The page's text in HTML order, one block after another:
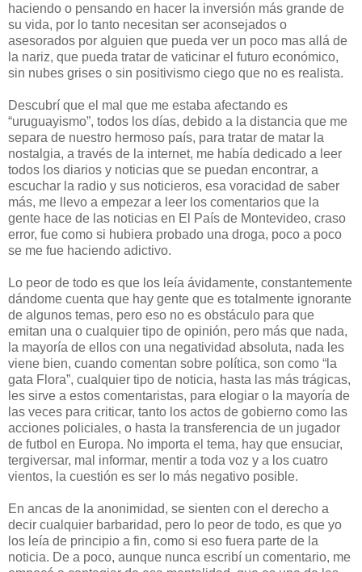
haciendo o pensando en hacer la inversión más grande de
su vida, por lo tanto necesitan ser aconsejados o
asesorados por alguien que pueda ver un poco mas allá de
la nariz, que pueda tratar de vaticinar el futuro económico,
sin nubes grises o sin positivismo ciego que no es realista.
Descubrí que el mal que me estaba afectando es
“uruguayismo”, todos los días, debido a la distancia que me
separa de nuestro hermoso país, para tratar de matar la
nostalgia, a través de la internet, me había dedicado a leer
todos los diarios y noticias que se puedan encontrar, a
escuchar la radio y sus noticieros, esa voracidad de saber
más, me llevo a empezar a leer los comentarios que la
gente hace de las noticias en El País de Montevideo, craso
error, fue como si hubiera probado una droga, poco a poco
se me fue haciendo adictivo.
Lo peor de todo es que los leía ávidamente, constantemente
dándome cuenta que hay gente que es totalmente ignorante
de algunos temas, pero eso no es obstáculo para que
emitan una o cualquier tipo de opinión, pero más que nada,
la mayoría de ellos con una negatividad absoluta, nada les
viene bien, cuando comentan sobre política, son como “la
gata Flora”, cualquier tipo de noticia, hasta las más trágicas,
les sirve a estos comentaristas, para elogiar o la mayoría de
las veces para criticar, tanto los actos de gobierno como las
acciones policiales, o hasta la transferencia de un jugador
de futbol en Europa. No importa el tema, hay que ensuciar,
tergiversar, mal informar, mentir a toda voz y a los cuatro
vientos, la cuestión es ser lo más negativo posible.
En ancas de la anonimidad, se sienten con el derecho a
decir cualquier barbaridad, pero lo peor de todo, es que yo
los leía de principio a fin, como si eso fuera parte de la
noticia. De a poco, aunque nunca escribí un comentario, me